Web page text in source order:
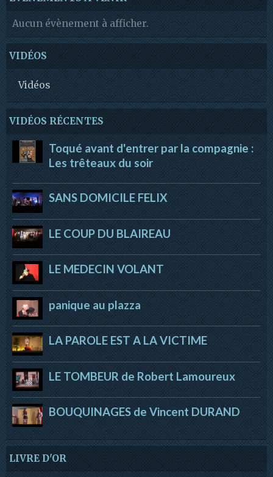
Aucun évènement à afficher.
VIDÉOS
Vidéos
VIDÉOS RÉCENTES
Toqué avant d'entrer par la compagnie :
Les trêteaux du soir
SANS DOMICILE FELIX
LE COUP DU BLAIREAU
LE MEDECIN VOLANT
panique au plazza
LA PAROLE EST A LA VICTIME
LE TOMBEUR de Robert Lamoureux
BOUQUINAGES de Vincent DURAND
LIVRE D'OR